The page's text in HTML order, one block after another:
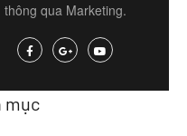
thông qua Marketing.
mục